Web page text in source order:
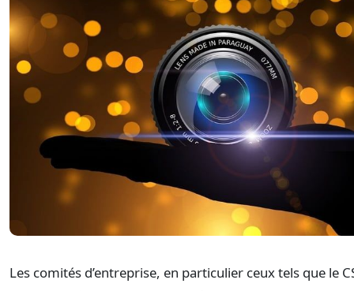
Les comités d’entreprise, en particulier ceux tels que le